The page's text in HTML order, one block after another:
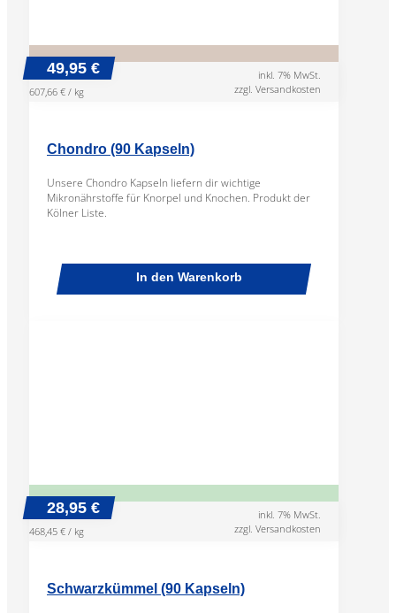
49,95 €
607,66 € / kg
inkl. 7% MwSt.
zzgl. Versandkosten
Chondro (90 Kapseln)
Unsere Chondro Kapseln liefern dir wichtige
Mikronährstoffe für Knorpel und Knochen. Produkt der
Kölner Liste.
In den Warenkorb
28,95 €
468,45 € / kg
inkl. 7% MwSt.
zzgl. Versandkosten
Schwarzkümmel (90 Kapseln)